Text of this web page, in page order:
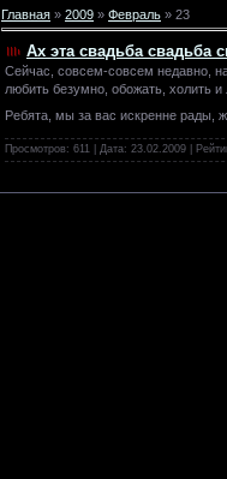
Главная » 2009 » Февраль » 23
Ах эта свадьба свадьба
Сейчас, совсем-совсем недавно,
любить безумно, обожать, холить и
Ребята, мы за вас искренне рады,
Просмотров: 611 | Дата: 23.02.2009 |